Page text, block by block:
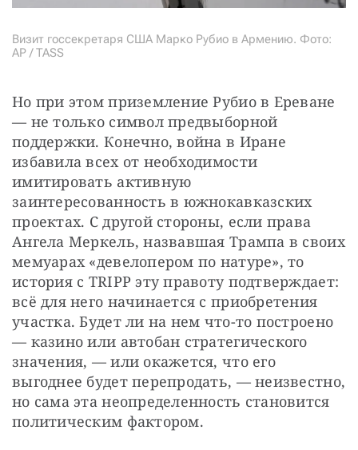
Визит госсекретаря США Марко Рубио в Армению. Фото:
AP / TASS
Но при этом приземление Рубио в Ереване
— не только символ предвыборной
поддержки. Конечно, война в Иране
избавила всех от необходимости
имитировать активную
заинтересованность в южнокавказских
проектах. С другой стороны, если права
Ангела Меркель, назвавшая Трампа в своих
мемуарах «девелопером по натуре», то
история с TRIPP эту правоту подтверждает:
всё для него начинается с приобретения
участка. Будет ли на нем что-то построено
— казино или автобан стратегического
значения, — или окажется, что его
выгоднее будет перепродать, — неизвестно,
но сама эта неопределенность становится
политическим фактором.